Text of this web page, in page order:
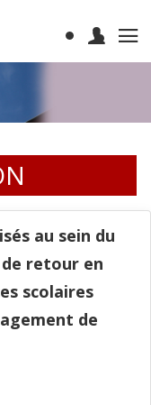
au sein du
de retour en
scolaires
de